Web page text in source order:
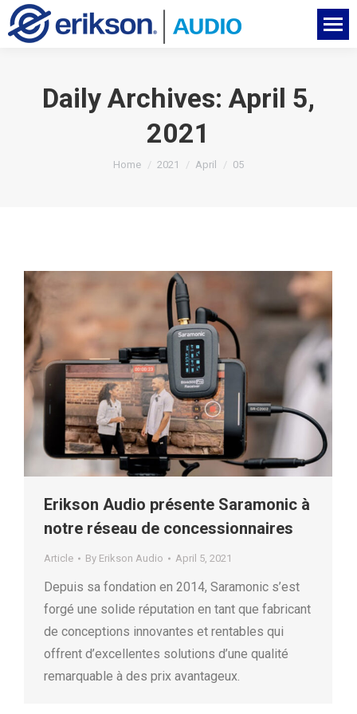
Daily Archives: April 5,
2021
You are here:
Home 2021 April 05
Erikson Audio présente Saramonic à
notre réseau de concessionnaires
Article By Erikson Audio April 5, 2021
Depuis sa fondation en 2014, Saramonic s’est
forgé une solide réputation en tant que fabricant
de conceptions innovantes et rentables qui
offrent d’excellentes solutions d’une qualité
remarquable à des prix avantageux.